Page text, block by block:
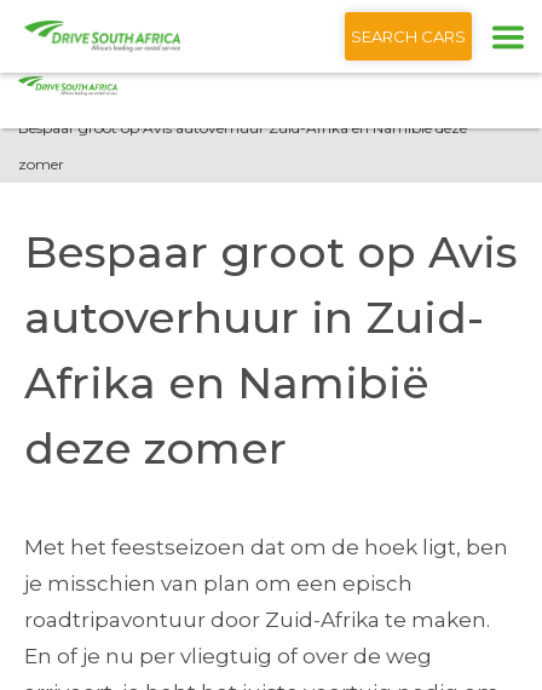
Nederlands
SEARCH CARS
Startpagina
Bespaar groot op Avis autoverhuur Zuid-Afrika en Namibië deze
zomer
Bespaar groot op Avis
autoverhuur in Zuid-
Afrika en Namibië
deze zomer
Met het feestseizoen dat om de hoek ligt, ben
je misschien van plan om een episch
roadtripavontuur door Zuid-Afrika te maken.
En of je nu per vliegtuig of over de weg